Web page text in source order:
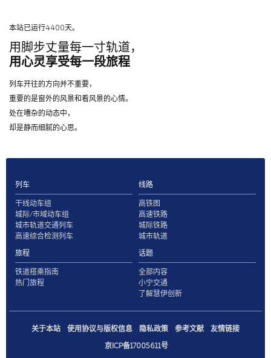
本站已运行4400天。
用脚步丈量每一寸轨道，
用心灵享受每一段旅程
列车开往的方向并不重要，
重要的是窗外的风景和看风景的心情。
处在嘈杂的动态中，
却是静而细腻的心思。
列车
干线动车组
城际/市域动车组
城市轨道交通列车
高速综合检测列车
线路
高铁图
高速铁路
城际铁路
城市轨道
旅程
铁道搭乘指南
热门旅程
话题
全部内容
小宁交通
了解慧伊创新
关于本站 使用协议与版权信息 隐私政策 参考文献
友情链接
京ICP备17005611号